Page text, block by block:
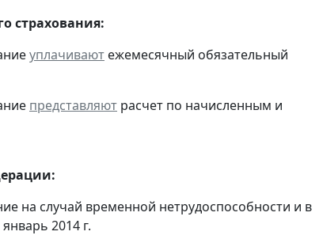
страхования:
уплачивают ежемесячный обязательный
представляют расчет по начисленным и
на случай временной нетрудоспособности и в
2014 г.